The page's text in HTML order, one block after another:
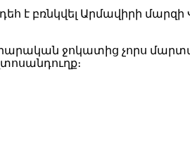
է բռնկվել Արմավիրի
ջոկատից չորս